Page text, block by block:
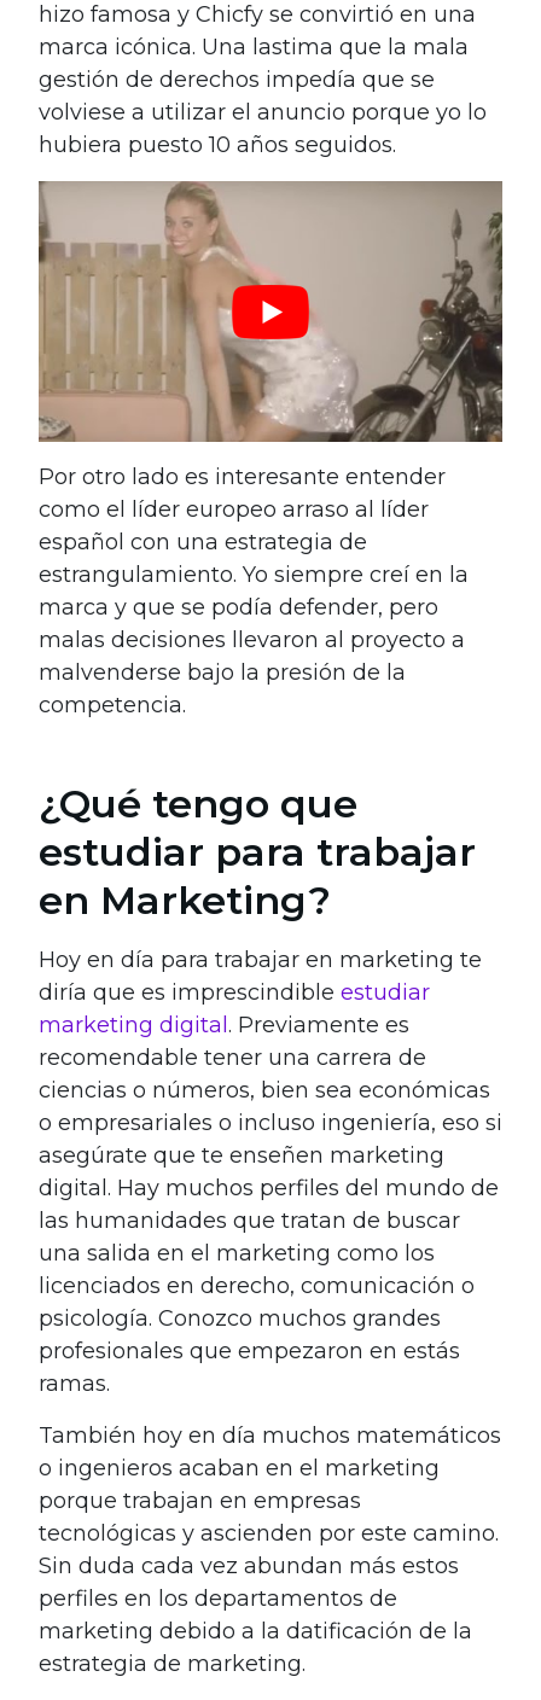
hizo famosa y Chicfy se convirtió en una
marca icónica. Una lastima que la mala
gestión de derechos impedía que se
volviese a utilizar el anuncio porque yo lo
hubiera puesto 10 años seguidos.
Por otro lado es interesante entender
como el líder europeo arraso al líder
español con una estrategia de
estrangulamiento. Yo siempre creí en la
marca y que se podía defender, pero
malas decisiones llevaron al proyecto a
malvenderse bajo la presión de la
competencia.
¿Qué tengo que
estudiar para trabajar
en Marketing?
Hoy en día para trabajar en marketing te
diría que es imprescindible estudiar
marketing digital . Previamente es
recomendable tener una carrera de
ciencias o números, bien sea económicas
o empresariales o incluso ingeniería, eso si
asegúrate que te enseñen marketing
digital. Hay muchos perfiles del mundo de
las humanidades que tratan de buscar
una salida en el marketing como los
licenciados en derecho, comunicación o
psicología. Conozco muchos grandes
profesionales que empezaron en estás
ramas.
También hoy en día muchos matemáticos
o ingenieros acaban en el marketing
porque trabajan en empresas
tecnológicas y ascienden por este camino.
Sin duda cada vez abundan más estos
perfiles en los departamentos de
marketing debido a la datificación de la
estrategia de marketing.